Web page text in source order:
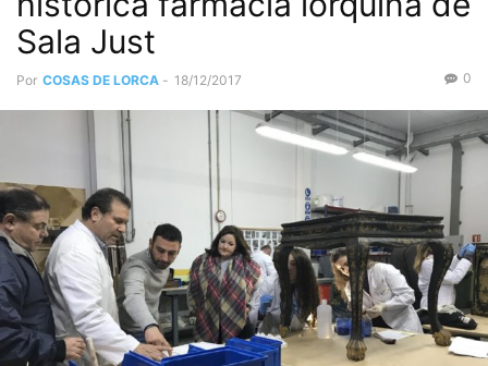
Sala Just
Por COSAS DE LORCA - 18/12/2017 0